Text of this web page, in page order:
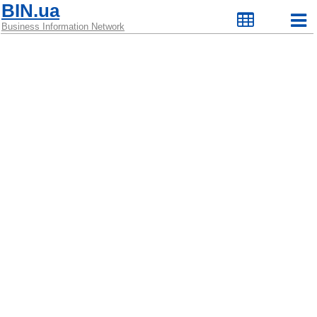
BIN.ua
Business Information Network